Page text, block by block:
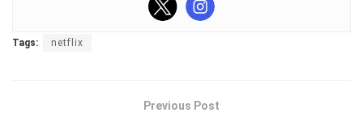
Tags: netflix
Previous Post